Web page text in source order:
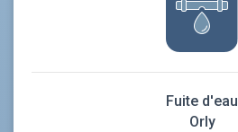
Fuite d'eau
Orly